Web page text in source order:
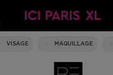
VISAGE MAQUILLAGE